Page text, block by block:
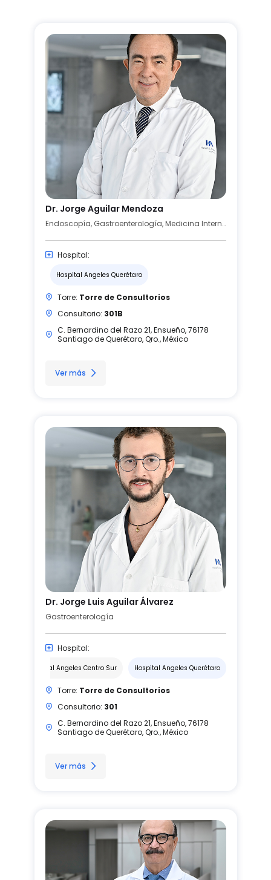
Dr. Jorge Aguilar Mendoza
Endoscopía, Gastroenterología, Medicina Interna
Hospital:
Hospital Angeles Querétaro
Torre: Torre de Consultorios
Consultorio: 301B
C. Bernardino del Razo 21, Ensueño, 76178
Santiago de Querétaro, Qro., México
Ver más
Dr. Jorge Luis Aguilar Álvarez
Gastroenterología
Hospital:
Hospital Angeles Centro Sur Hospital Angeles Querétaro
Torre: Torre de Consultorios
Consultorio: 301
C. Bernardino del Razo 21, Ensueño, 76178
Santiago de Querétaro, Qro., México
Ver más